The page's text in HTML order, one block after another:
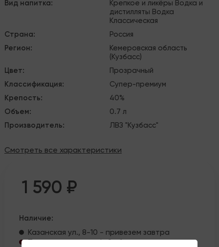
Вид напитка: Крепкое и ликёры Водка и
дистилляты Водка
Классическая
Страна:
Россия
Регион:
Кемеровская область
(Кузбасс)
Цвет:
Прозрачный
Классификация:
Супер-премиум
Крепость:
40%
Объем:
0.7 л
Производитель: ЛВЗ "Кузбасс"
Смотреть все характеристики
1 590 ₽
Наличие:
Казанская ул., 8-10 - привезем завтра
Петроградская наб., 8 - 1 шт.